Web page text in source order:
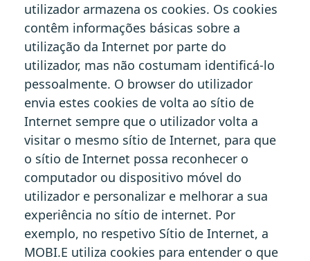
utilizador armazena os cookies. Os cookies
contêm informações básicas sobre a
utilização da Internet por parte do
utilizador, mas não costumam identificá-lo
pessoalmente. O browser do utilizador
envia estes cookies de volta ao sítio de
Internet sempre que o utilizador volta a
visitar o mesmo sítio de Internet, para que
o sítio de Internet possa reconhecer o
computador ou dispositivo móvel do
utilizador e personalizar e melhorar a sua
experiência no sítio de internet. Por
exemplo, no respetivo Sítio de Internet, a
MOBI.E utiliza cookies para entender o que